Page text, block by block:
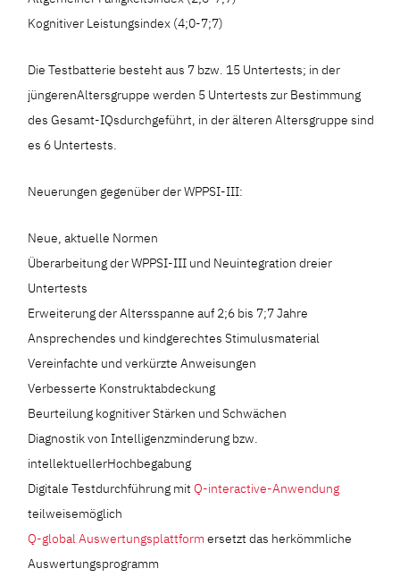
Kognitiver Leistungsindex (4;0-7;7)
Die Testbatterie besteht aus 7 bzw. 15 Untertests; in der
jüngerenAltersgruppe werden 5 Untertests zur Bestimmung
des Gesamt-IQsdurchgeführt, in der älteren Altersgruppe sind
es 6 Untertests.
Neuerungen gegenüber der WPPSI-III:
Neue, aktuelle Normen
Überarbeitung der WPPSI-III und Neuintegration dreier
Untertests
Erweiterung der Altersspanne auf 2;6 bis 7;7 Jahre
Ansprechendes und kindgerechtes Stimulusmaterial
Vereinfachte und verkürzte Anweisungen
Verbesserte Konstruktabdeckung
Beurteilung kognitiver Stärken und Schwächen
Diagnostik von Intelligenzminderung bzw.
intellektuellerHochbegabung
Digitale Testdurchführung mitQ-interactive-Anwendung
teilweisemöglich
Q-global Auswertungsplattform ersetzt das herkömmliche
Auswertungsprogramm